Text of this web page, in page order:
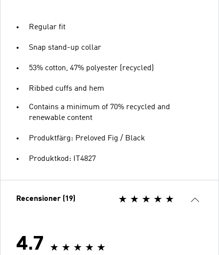
Regular fit
Snap stand-up collar
53% cotton, 47% polyester (recycled)
Ribbed cuffs and hem
Contains a minimum of 70% recycled and
renewable content
Produktfärg: Preloved Fig / Black
Produktkod: IT4827
Recensioner (19)
4.7